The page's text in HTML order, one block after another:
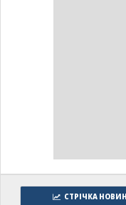
СТРІЧКА НОВИН